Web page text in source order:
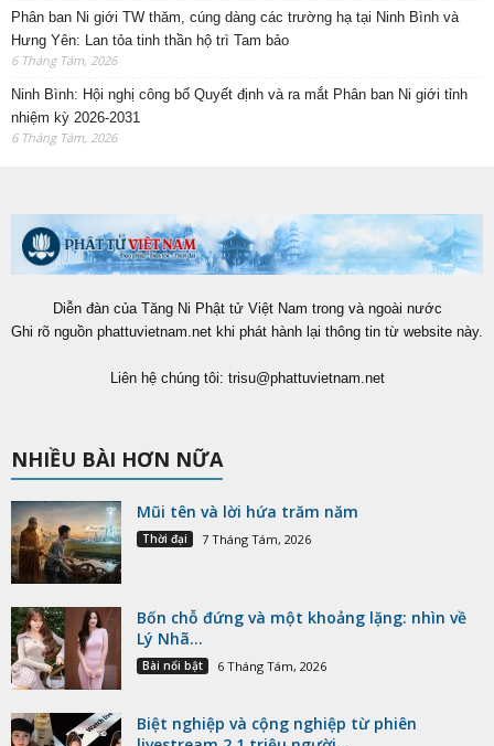
Phân ban Ni giới TW thăm, cúng dàng các trường hạ tại Ninh Bình và
Hưng Yên: Lan tỏa tinh thần hộ trì Tam bảo
6 Tháng Tám, 2026
Ninh Bình: Hội nghị công bố Quyết định và ra mắt Phân ban Ni giới tỉnh
nhiệm kỳ 2026-2031
6 Tháng Tám, 2026
Diễn đàn của Tăng Ni Phật tử Việt Nam trong và ngoài nước
Ghi rõ nguồn phattuvietnam.net khi phát hành lại thông tin từ website này.
Liên hệ chúng tôi: trisu@phattuvietnam.net
NHIỀU BÀI HƠN NỮA
Mũi tên và lời hứa trăm năm
Thời đại 7 Tháng Tám, 2026
Bốn chỗ đứng và một khoảng lặng: nhìn về
Lý Nhã...
Bài nổi bật 6 Tháng Tám, 2026
Biệt nghiệp và cộng nghiệp từ phiên